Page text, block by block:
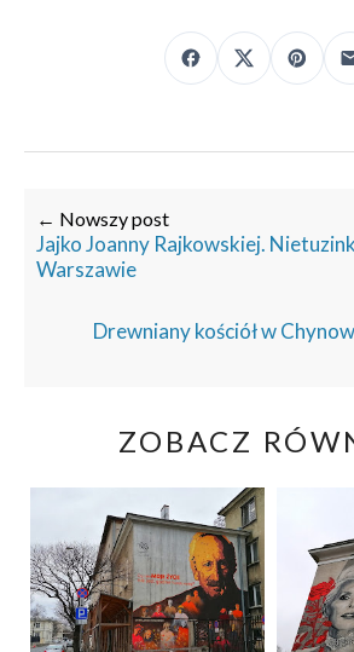
← Nowszy post
Jajko Joanny Rajkowskiej.
Warszawie
Drewniany kościół w
ZOBACZ